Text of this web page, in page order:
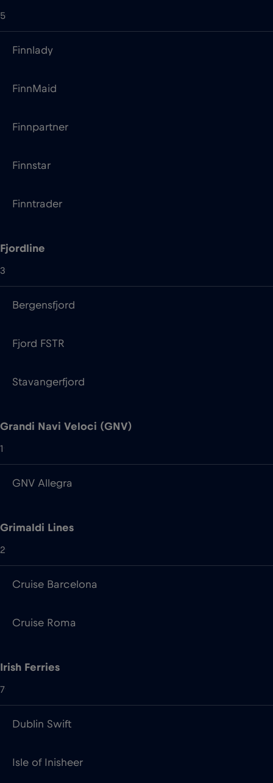
5
Finnlady
FinnMaid
Finnpartner
Finnstar
Finntrader
Fjordline
3
Bergensfjord
Fjord FSTR
Stavangerfjord
Grandi Navi Veloci (GNV)
1
GNV Allegra
Grimaldi Lines
2
Cruise Barcelona
Cruise Roma
Irish Ferries
7
Dublin Swift
Isle of Inisheer